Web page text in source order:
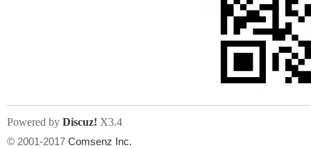
Powered by Discuz! X3.4
© 2001-2017 Comsenz Inc.